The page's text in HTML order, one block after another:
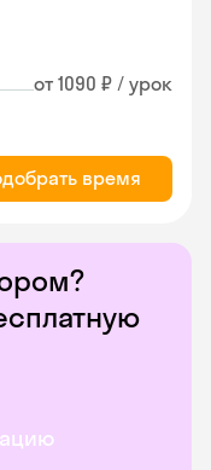
от 1090 ₽ / урок
время